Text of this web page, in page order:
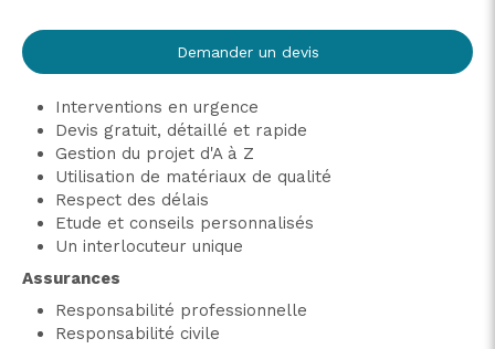
Demander un devis
Interventions en urgence
Devis gratuit, détaillé et rapide
Gestion du projet d'A à Z
Utilisation de matériaux de qualité
Respect des délais
Etude et conseils personnalisés
Un interlocuteur unique
Assurances
Responsabilité professionnelle
Responsabilité civile